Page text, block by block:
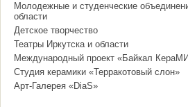
Молодежные и студенческие
области
Детское творчество
Театры Иркутска и области
Международный проект «Байкал
Студия керамики «Терракотовый слон»
Арт-Галерея «DiaS»